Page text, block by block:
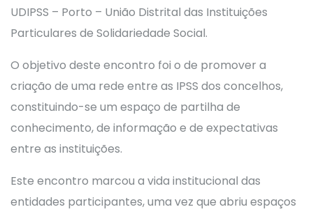
UDIPSS – Porto – União Distrital das Instituições
Particulares de Solidariedade Social.
O objetivo deste encontro foi o de promover a
criação de uma rede entre as IPSS dos concelhos,
constituindo-se um espaço de partilha de
conhecimento, de informação e de expectativas
entre as instituições.
Este encontro marcou a vida institucional das
entidades participantes, uma vez que abriu espaços